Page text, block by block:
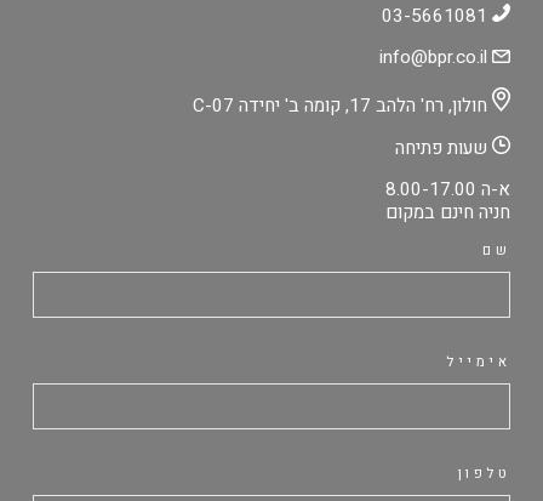
חולון, רח' הלהב 17, קומה ב' יחידה C-07
שעות פתיחה
א-ה 8.00-17.00
חניה חינם במקום
שם
אימייל
טלפון